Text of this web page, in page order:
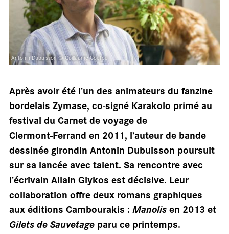
Antonin Dubuisson © Guillaume Coutou
Après avoir été l’un des animateurs du fanzine
bordelais Zymase, co‑signé Karakolo primé au
festival du Carnet de voyage de
Clermont‑Ferrand en 2011, l’auteur de bande
dessinée girondin Antonin Dubuisson poursuit
sur sa lancée avec talent. Sa rencontre avec
l’écrivain Allain Glykos est décisive. Leur
collaboration offre deux romans graphiques
aux éditions Cambourakis : Manolisen 2013 et
Gilets de Sauvetageparu ce printemps.